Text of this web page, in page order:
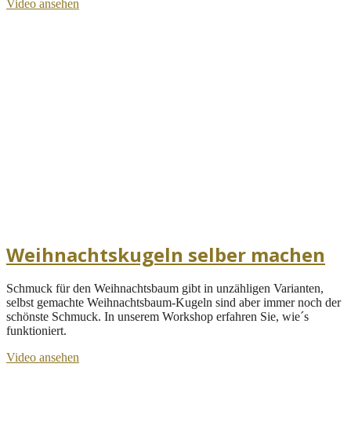
Video ansehen
Weihnachtskugeln selber machen
Schmuck für den Weihnachtsbaum gibt in unzähligen Varianten,
selbst gemachte Weihnachtsbaum-Kugeln sind aber immer noch der
schönste Schmuck. In unserem Workshop erfahren Sie, wie´s
funktioniert.
Video ansehen